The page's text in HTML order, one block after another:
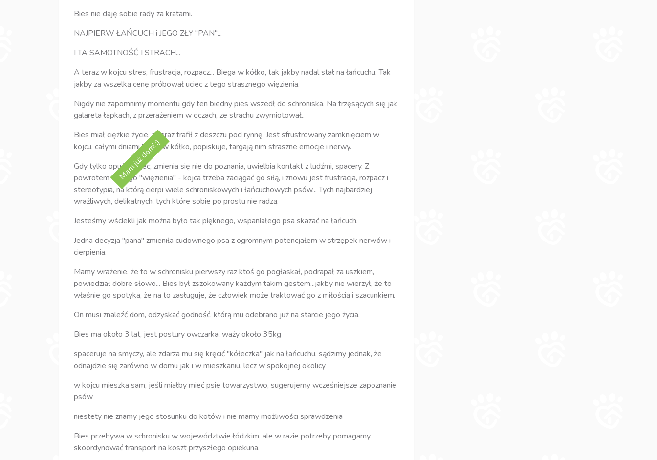
Mam już dom! :)
Bies nie daję sobie rady za kratami.
NAJPIERW ŁAŃCUCH i JEGO ZŁY "PAN"...
I TA SAMOTNOŚĆ I STRACH...
A teraz w kojcu stres, frustracja, rozpacz... Biega w kółko, tak jakby nadal stał na łańcuchu. Tak
jakby za wszelką cenę próbował uciec z tego strasznego więzienia.
Nigdy nie zapomnimy momentu gdy ten biedny pies wszedł do schroniska. Na trzęsących się jak
galareta łapkach, z przerażeniem w oczach, ze strachu zwymiotował..
Bies miał ciężkie życie, a teraz trafił z deszczu pod rynnę. Jest sfrustrowany zamknięciem w
kojcu, całymi dniami biega w kółko, popiskuje, targają nim straszne emocje i nerwy.
Gdy tylko opuści kojec, zmienia się nie do poznania, uwielbia kontakt z ludźmi, spacery. Z
powrotem do jego "więzienia" - kojca trzeba zaciągać go siłą, i znowu jest frustracja, rozpacz i
stereotypia, na którą cierpi wiele schroniskowych i łańcuchowych psów... Tych najbardziej
wrażliwych, delikatnych, tych które sobie po prostu nie radzą.
Jesteśmy wściekli jak można było tak pięknego, wspaniałego psa skazać na łańcuch.
Jedna decyzja "pana" zmieniła cudownego psa z ogromnym potencjałem w strzępek nerwów i
cierpienia.
Mamy wrażenie, że to w schronisku pierwszy raz ktoś go pogłaskał, podrapał za uszkiem,
powiedział dobre słowo... Bies był zszokowany każdym takim gestem...jakby nie wierzył, że to
właśnie go spotyka, że na to zasługuje, że człowiek może traktować go z miłością i szacunkiem.
On musi znaleźć dom, odzyskać godność, którą mu odebrano już na starcie jego życia.
Bies ma około 3 lat, jest postury owczarka, waży około 35kg
spaceruje na smyczy, ale zdarza mu się kręcić "kółeczka" jak na łańcuchu, sądzimy jednak, że
odnajdzie się zarówno w domu jak i w mieszkaniu, lecz w spokojnej okolicy
w kojcu mieszka sam, jeśli miałby mieć psie towarzystwo, sugerujemy wcześniejsze zapoznanie
psów
niestety nie znamy jego stosunku do kotów i nie mamy możliwości sprawdzenia
Bies przebywa w schronisku w województwie łódzkim, ale w razie potrzeby pomagamy
skoordynować transport na koszt przyszłego opiekuna.